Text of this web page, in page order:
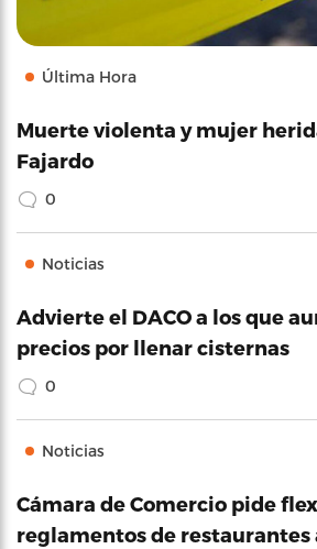
Última Hora
Muerte violenta y mujer
Fajardo
0
Noticias
Advierte el DACO a los que
precios por llenar cisternas
0
Noticias
Cámara de Comercio pide
reglamentos de restaurantes